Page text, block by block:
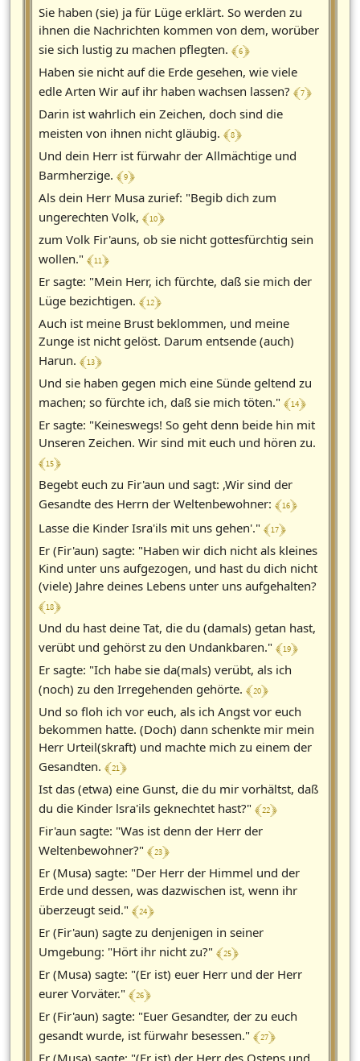
Sie haben (sie) ja für Lüge erklärt. So werden zu
ihnen die Nachrichten kommen von dem, worüber
sie sich lustig zu machen pflegten. ﴾ 6 ﴿
Haben sie nicht auf die Erde gesehen, wie viele
edle Arten Wir auf ihr haben wachsen lassen? ﴾ 7 ﴿
Darin ist wahrlich ein Zeichen, doch sind die
meisten von ihnen nicht gläubig. ﴾ 8 ﴿
Und dein Herr ist fürwahr der Allmächtige und
Barmherzige. ﴾ 9 ﴿
Als dein Herr Musa zurief: "Begib dich zum
ungerechten Volk, ﴾ 10 ﴿
zum Volk Fir'auns, ob sie nicht gottesfürchtig sein
wollen." ﴾ 11 ﴿
Er sagte: "Mein Herr, ich fürchte, daß sie mich der
Lüge bezichtigen. ﴾ 12 ﴿
Auch ist meine Brust beklommen, und meine
Zunge ist nicht gelöst. Darum entsende (auch)
Harun. ﴾ 13 ﴿
Und sie haben gegen mich eine Sünde geltend zu
machen; so fürchte ich, daß sie mich töten." ﴾ 14 ﴿
Er sagte: "Keineswegs! So geht denn beide hin mit
Unseren Zeichen. Wir sind mit euch und hören zu.
﴾ 15 ﴿
Begebt euch zu Fir'aun und sagt: ,Wir sind der
Gesandte des Herrn der Weltenbewohner: ﴾ 16 ﴿
Lasse die Kinder Isra'ils mit uns gehen'." ﴾ 17 ﴿
Er (Fir'aun) sagte: "Haben wir dich nicht als kleines
Kind unter uns aufgezogen, und hast du dich nicht
(viele) Jahre deines Lebens unter uns aufgehalten?
﴾ 18 ﴿
Und du hast deine Tat, die du (damals) getan hast,
verübt und gehörst zu den Undankbaren." ﴾ 19 ﴿
Er sagte: "Ich habe sie da(mals) verübt, als ich
(noch) zu den Irregehenden gehörte. ﴾ 20 ﴿
Und so floh ich vor euch, als ich Angst vor euch
bekommen hatte. (Doch) dann schenkte mir mein
Herr Urteil(skraft) und machte mich zu einem der
Gesandten. ﴾ 21 ﴿
Ist das (etwa) eine Gunst, die du mir vorhältst, daß
du die Kinder lsra'ils geknechtet hast?" ﴾ 22 ﴿
Fir'aun sagte: "Was ist denn der Herr der
Weltenbewohner?" ﴾ 23 ﴿
Er (Musa) sagte: "Der Herr der Himmel und der
Erde und dessen, was dazwischen ist, wenn ihr
überzeugt seid." ﴾ 24 ﴿
Er (Fir'aun) sagte zu denjenigen in seiner
Umgebung: "Hört ihr nicht zu?" ﴾ 25 ﴿
Er (Musa) sagte: "(Er ist) euer Herr und der Herr
eurer Vorväter." ﴾ 26 ﴿
Er (Fir'aun) sagte: "Euer Gesandter, der zu euch
gesandt wurde, ist fürwahr besessen." ﴾ 27 ﴿